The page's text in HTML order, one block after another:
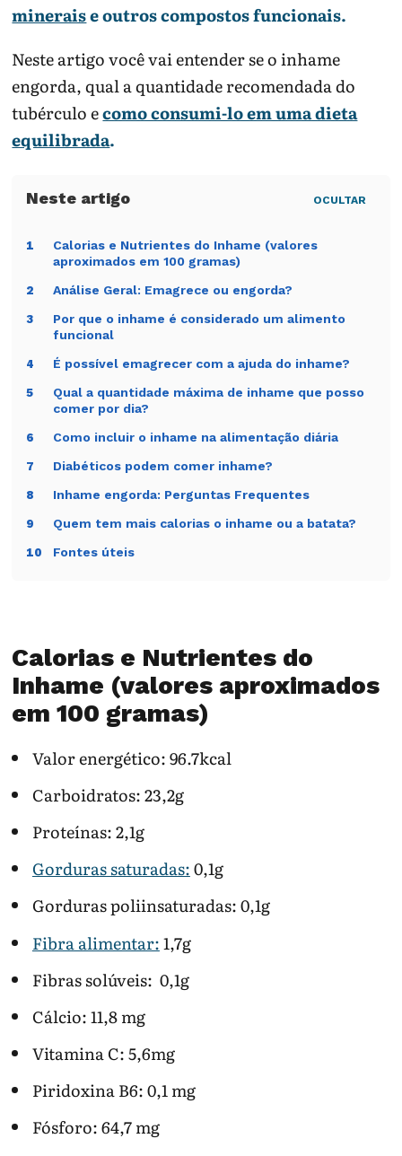
de fome.
Preparo
Impacto
Como ajustar
legumes e
moderada.
Frito
Aumenta
densidade
calórica.
ocasionalmente
ou reduzir
Receita doce
ou creme
Pode somar
açúcar e
gordura.
Olhar a receita
só o inhame.
Compare porção e preparo antes de concluir que o
alimento engorda.
Se houver diabetes, observe resposta glicêmica
proteína/fibra.
Evite trocar refeições completas por “alimentos
o padrão da semana vale mais que um alimento
isolado.
Para continuar no tema:Nutrição
Compulsão por doces
mineraise outros compostos funcionais.
Neste artigo você vai entender se o inhame
engorda, qual a quantidade recomendada do
tubérculo ecomo consumi-lo em uma dieta
equilibrada.
OCULTAR
1
Calorias e Nutrientes do Inhame (valores
aproximados em 100 gramas)
2 Análise Geral: Emagrece ou engorda?
3
Por que o inhame é considerado um alimento
funcional
4 É possível emagrecer com a ajuda do inhame?
5
Qual a quantidade máxima de inhame que posso
comer por dia?
6 Como incluir o inhame na alimentação diária
7 Diabéticos podem comer inhame?
8 Inhame engorda: Perguntas Frequentes
9 Quem tem mais calorias o inhame ou a batata?
10 Fontes úteis
Calorias e Nutrientes do
Inhame (valores aproximados
em 100 gramas)
Valor energético: 96.7kcal
Carboidratos: 23,2g
Proteínas: 2,1g
Gorduras saturadas:0,1g
Gorduras poliinsaturadas: 0,1g
Fibra alimentar:1,7g
Fibras solúveis: 0,1g
Cálcio: 11,8 mg
Vitamina C: 5,6mg
Piridoxina B6: 0,1 mg
Fósforo: 64,7 mg